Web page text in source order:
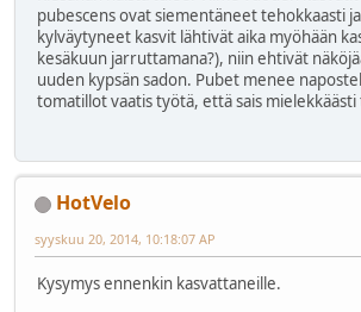
pubescens ovat siementäneet tehokkaasti
kylväytyneet kasvit lähtivät aika myöhään
kesäkuun jarruttamana?), niin ehtivät
uuden kypsän sadon. Pubet menee
tomatillot vaatis työtä, että sais mielekkäästi
HotVelo
syyskuu 20, 2014, 10:18:07 AP
Kysymys ennenkin kasvattaneille.